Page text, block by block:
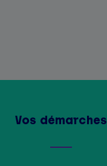
Vos démarches